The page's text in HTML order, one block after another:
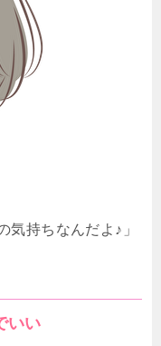
気持ちなんだよ♪」
いい